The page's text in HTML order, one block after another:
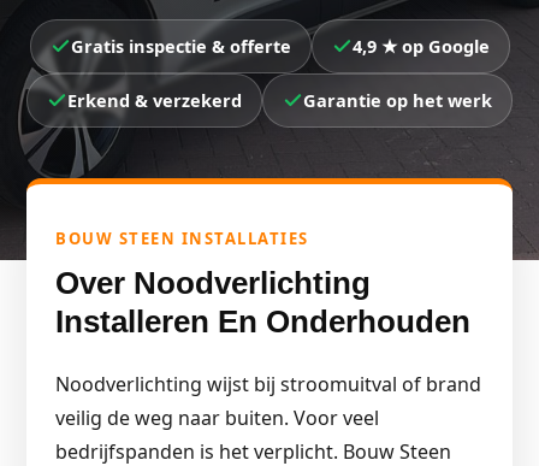
Gratis inspectie & offerte 4,9 ★ op Google
Erkend & verzekerd Garantie op het werk
BOUW STEEN INSTALLATIES
Over Noodverlichting
Installeren En Onderhouden
Noodverlichting wijst bij stroomuitval of brand
veilig de weg naar buiten. Voor veel
bedrijfspanden is het verplicht. Bouw Steen